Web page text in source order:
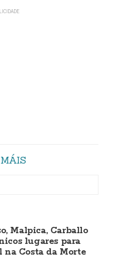
Malpica, Carballo
lugares para
Costa da Morte